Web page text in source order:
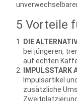
5 Vorteile
DIE
bei jüngeren,
auf echten
IMPULSSTARK
Impulsartikel
zusätzliche